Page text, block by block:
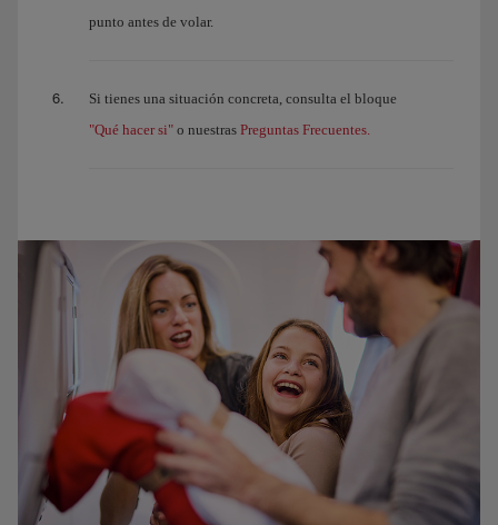
punto antes de volar.
Si tienes una situación concreta, consulta el bloque
"Qué hacer si" o nuestras Preguntas Frecuentes.